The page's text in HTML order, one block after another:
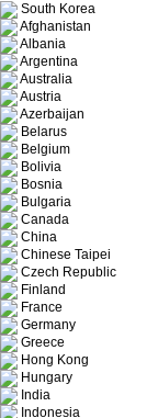
South Korea
Afghanistan
Albania
Argentina
Australia
Austria
Azerbaijan
Belarus
Belgium
Bolivia
Bosnia
Bulgaria
Canada
China
Chinese Taipei
Czech Republic
Finland
France
Germany
Greece
Hong Kong
Hungary
India
Indonesia